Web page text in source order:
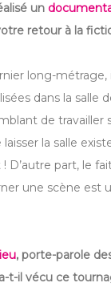
un
retour à la
long-
dans la salle
de
laisser la salle
D’autre part, le
une scène est
, porte-parole
t-il vécu ce